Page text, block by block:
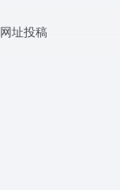
网址投稿